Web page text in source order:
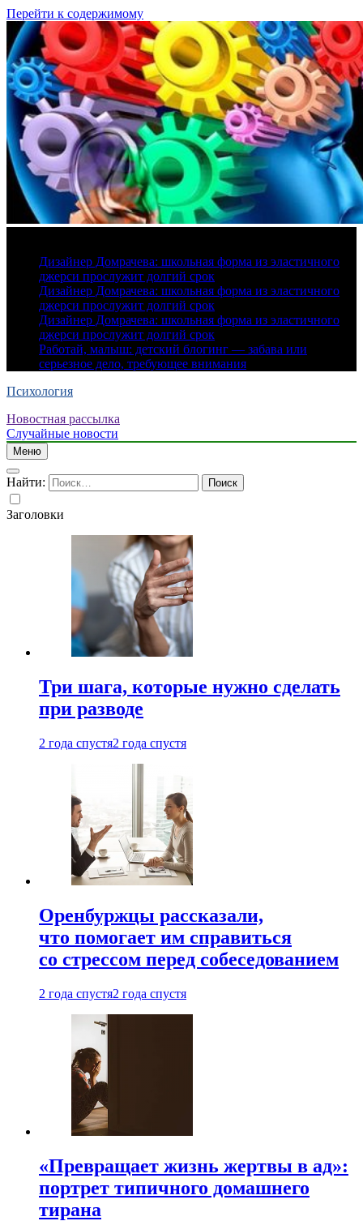
Перейти к содержимому
Дизайнер Домрачева: школьная форма из эластичного
джерси прослужит долгий срок
Дизайнер Домрачева: школьная форма из эластичного
джерси прослужит долгий срок
Дизайнер Домрачева: школьная форма из эластичного
джерси прослужит долгий срок
Работай, малыш: детский блогинг — забава или
серьезное дело, требующее внимания
Психология
Новостная рассылка
Случайные новости
Меню
Найти:
Заголовки
Три шага, которые нужно сделать
при разводе
2 года спустя2 года спустя
Оренбуржцы рассказали,
что помогает им справиться
со стрессом перед собеседованием
2 года спустя2 года спустя
«Превращает жизнь жертвы в ад»:
портрет типичного домашнего
тирана